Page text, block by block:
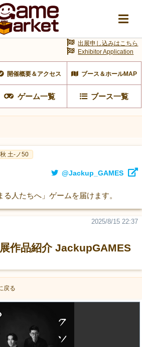
開催概要＆アクセス ブース＆ホールMAP
ゲーム一覧 ブース一覧
出展申し込みはこちら
Exhibitor Application
土-ノ50
@Jackup_GAMES
る人たちへ」ゲームを届けます。
作品紹介 JackupGAMES
2025/8/15 22:37
戻る